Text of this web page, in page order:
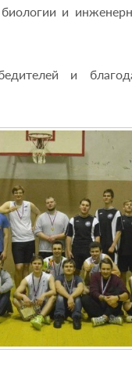
и
и